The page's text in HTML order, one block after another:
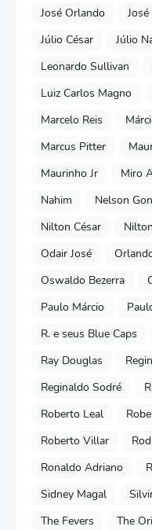
José Orlando
Júlio César
Júlio
Leonardo Sullivan
Luiz Carlos Magno
Marcelo Reis
Marcus Pitter
Maurinho Jr
Miro
Nahim
Nelson
Nilton César
Odair José
Oswaldo Bezerra
Paulo Márcio
R. e seus Blue Caps
Ray Douglas
Reginaldo Sodré
Roberto Leal
Roberto Villar
Ronaldo Adriano
Sidney Magal
The Fevers
The